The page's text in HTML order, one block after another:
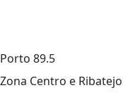
Porto 89.5
Zona Centro e Ribatejo